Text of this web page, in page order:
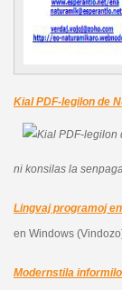
Kial PDF-legilon de
ni konsilas la
Lingvaj programoj
en Windows
Modernstila